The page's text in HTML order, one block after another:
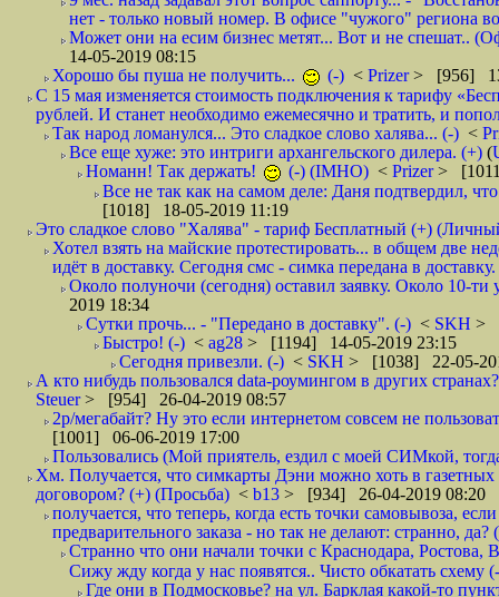
нет - только новый номер. В офисе "чужого" региона
Может они на есим бизнес метят... Вот и не спешат..
14-05-2019 08:15
Хорошо бы пуша не получить...
(-) < Prizer> [956]
С 15 мая изменяется стоимость подключения к тарифу
рублей. И станет необходимо ежемесячно и тратить, и
Так народ ломанулся... Это сладкое слово халява... (-) <
Все еще хуже: это интриги архангельского дилера. (+) (
Номанн! Так держать!
(-) (IMHO) < Prizer>
Все не так как на самом деле: Даня подтвердил,
[1018] 18-05-2019 11:19
Это сладкое слово "Халява" - тариф Бесплатный (+)
Хотел взять на майские протестировать... в общем две
идёт в доставку. Сегодня смс - симка передана в
Около полуночи (сегодня) оставил заявку. Около 10-ти
2019 18:34
Сутки прочь... - "Передано в доставку". (-) < SKH >
Быстро! (-) < ag28 > [1194] 14-05-2019 23:15
Сегодня привезли. (-) < SKH > [1038] 22-05-
А кто нибудь пользовался data-роумингом в других
Steuer> [954] 26-04-2019 08:57
2р/мегабайт? Ну это если интернетом совсем не
[1001] 06-06-2019 17:00
Пользовались (Мой приятель, ездил с моей СИМкой,
Хм. Получается, что симкарты Дэни можно хоть в газетных
договором? (+) (Просьба) < b13 > [934] 26-04-2019 08:20
получается, что теперь, когда есть точки самовывоза,
предварительного заказа - но так не делают: странно, да?
Странно что они начали точки с Краснодара,
Сижу жду когда у нас появятся.. Чисто обкатать схему
Где они в Подмосковье? на ул. Барклая какой-то